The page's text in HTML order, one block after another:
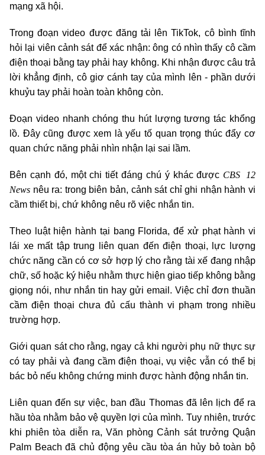
mạng xã hội.
Trong đoạn video được đăng tải lên TikTok, cô bình tĩnh
hỏi lại viên cảnh sát để xác nhận: ông có nhìn thấy cô cầm
điện thoại bằng tay phải hay không. Khi nhận được câu trả
lời khẳng định, cô giơ cánh tay của mình lên - phần dưới
khuỷu tay phải hoàn toàn không còn.
Đoạn video nhanh chóng thu hút lượng tương tác khổng
lồ. Đây cũng được xem là yếu tố quan trọng thúc đẩy cơ
quan chức năng phải nhìn nhận lại sai lầm.
Bên cạnh đó, một chi tiết đáng chú ý khác được CBS 12
News nêu ra: trong biên bản, cảnh sát chỉ ghi nhận hành vi
cầm thiết bị, chứ không nêu rõ việc nhắn tin.
Theo luật hiện hành tại bang Florida, để xử phạt hành vi
lái xe mất tập trung liên quan đến điện thoại, lực lượng
chức năng cần có cơ sở hợp lý cho rằng tài xế đang nhập
chữ, số hoặc ký hiệu nhằm thực hiện giao tiếp không bằng
giọng nói, như nhắn tin hay gửi email. Việc chỉ đơn thuần
cầm điện thoại chưa đủ cấu thành vi phạm trong nhiều
trường hợp.
Giới quan sát cho rằng, ngay cả khi người phụ nữ thực sự
có tay phải và đang cầm điện thoại, vụ việc vẫn có thể bị
bác bỏ nếu không chứng minh được hành động nhắn tin.
Liên quan đến sự việc, ban đầu Thomas đã lên lịch để ra
hầu tòa nhằm bảo vệ quyền lợi của mình. Tuy nhiên, trước
khi phiên tòa diễn ra, Văn phòng Cảnh sát trưởng Quận
Palm Beach đã chủ động yêu cầu tòa án hủy bỏ toàn bộ